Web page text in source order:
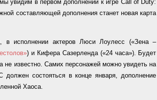
увидим в первом дополнении к игре Call of Duty:
составляющей дополнения станет новая карта
в исполнении актеров Люси Лоулесс («Зена –
) и Кифера Сазерленда («24 часа»). Будет
не известно. Самих персонажей можно увидеть на
должен состояться в конце января, дополнение
Хаоса.